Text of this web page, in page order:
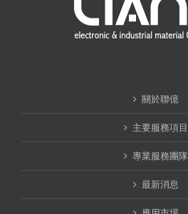
關於聯億
主要服務項目
專業服務團隊
最新消息